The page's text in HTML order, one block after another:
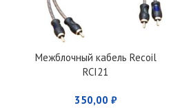
Межблочный кабель Recoil
RCI21
350,00 ₽